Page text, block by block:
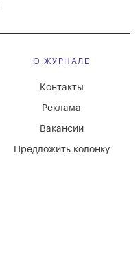
О ЖУРНАЛЕ
Вакансии
Реклама
Контакты
Предложить колонку